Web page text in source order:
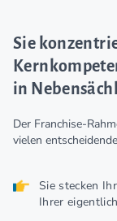
Sie
in
Der Franchise-
vielen
Sie stecken
Ihrer